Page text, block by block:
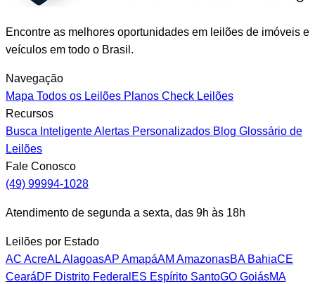
Encontre as melhores oportunidades em leilões de imóveis e
veículos em todo o Brasil.
Navegação
Mapa Todos os Leilões Planos Check Leilões
Recursos
Busca InteligenteAlertas Personalizados Blog Glossário de
Leilões
Fale Conosco
(49) 99994-1028
Atendimento de segunda a sexta, das 9h às 18h
Leilões por Estado
AC AcreALAlagoasAP AmapáAM AmazonasBABahiaCE
CearáDF Distrito Federal ES Espírito SantoGO GoiásMA